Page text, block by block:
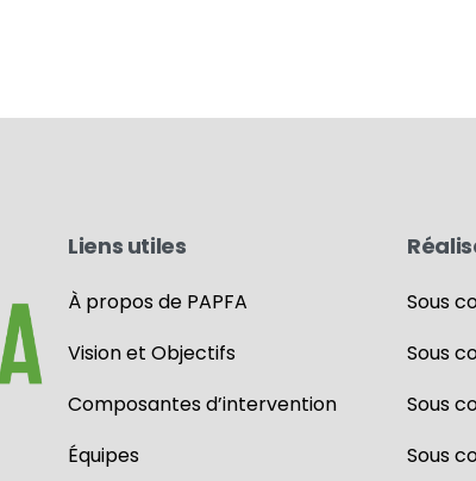
Liens utiles
À propos de PAPFA
Vision et Objectifs
Composantes d’intervention
Équipes
Sous
Sous
Sous
Sous